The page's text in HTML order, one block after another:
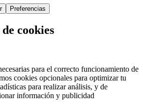
Preferencias
cookies
para el correcto funcionamiento de
cookies opcionales para optimizar tu
para realizar análisis, y de
información y publicidad